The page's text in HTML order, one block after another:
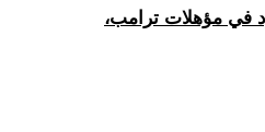
في مؤهلات ترامب،